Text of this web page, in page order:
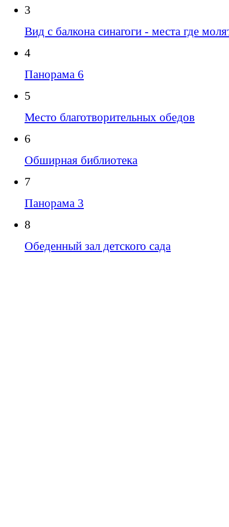
3
Вид с балкона синагоги - места где
4
Панорама 6
5
Место благотворительных обедов
6
Обширная библиотека
7
Панорама 3
8
Обеденный зал детского сада